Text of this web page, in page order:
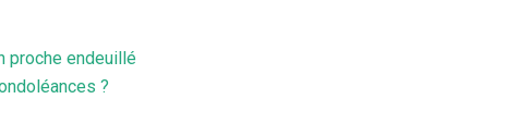
proche endeuillé
?